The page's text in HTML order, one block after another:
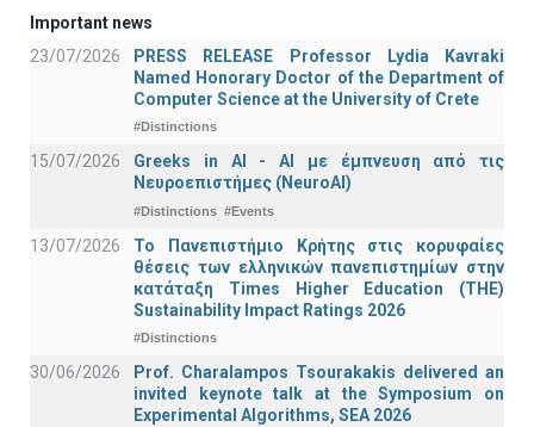
Important news
23/07/2026
PRESS RELEASE Professor Lydia Kavraki
Named Honorary Doctor of the Department of
Computer Science at the University of Crete
#Distinctions
15/07/2026
Greeks in AI - ΑΙ με έμπνευση από τις
Νευροεπιστήμες (NeuroAI)
#Distinctions #Events
13/07/2026
Το Πανεπιστήμιο Κρήτης στις κορυφαίες
θέσεις των ελληνικών πανεπιστημίων στην
κατάταξη Times Higher Education (ΤΗΕ)
Sustainability Impact Ratings 2026
#Distinctions
30/06/2026
Prof. Charalampos Tsourakakis delivered an
invited keynote talk at the Symposium on
Experimental Algorithms, SEA 2026